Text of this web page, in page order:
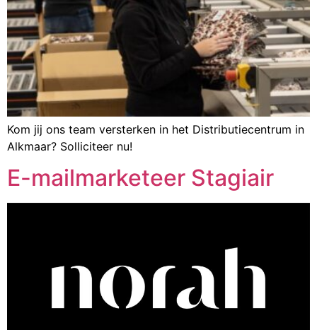
Kom jij ons team versterken in het Distributiecentrum in
Alkmaar? Solliciteer nu!
E-mailmarketeer Stagiair